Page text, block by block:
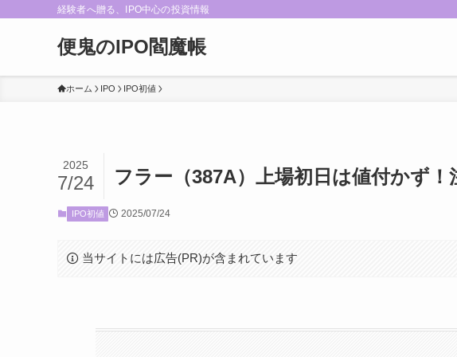
経験者へ贈る、IPO中心の投資情報
便鬼のIPO閻魔帳
ホーム IPO IPO初値
フラー（387A）上場初日は値付かず
2025
7/24
IPO初値 2025/07/24
当サイトには広告(PR)が含まれています